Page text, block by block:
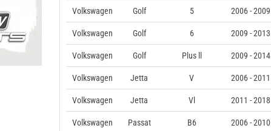
Volkswagen Golf 5 2006 - 2009
Volkswagen Golf 6 2009 - 2013
Volkswagen Golf Plus ll 2009 - 2014
Volkswagen Jetta V 2006 - 2011
Volkswagen Jetta Vl 2011 - 2018
Volkswagen Passat B6 2006 - 2010